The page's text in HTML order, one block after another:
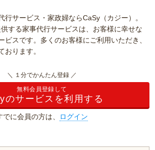
行サービス・家政婦ならCaSy（カジー）。
する家事代行サービスは、お客様に幸せな
ビスです。多くのお客様にご利用いただき、
おります。
＼ １分でかんたん登録 ／
無料会員登録して
のサービスを利用する
でに会員の方は、 ログイン